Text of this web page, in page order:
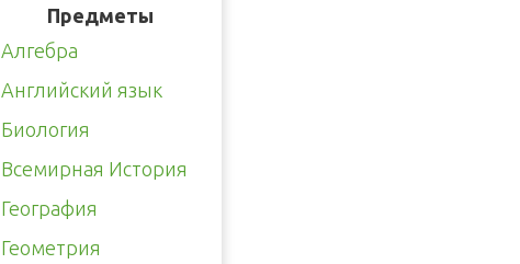
Предметы
Алгебра
Английский язык
Биология
Всемирная История
География
Геометрия